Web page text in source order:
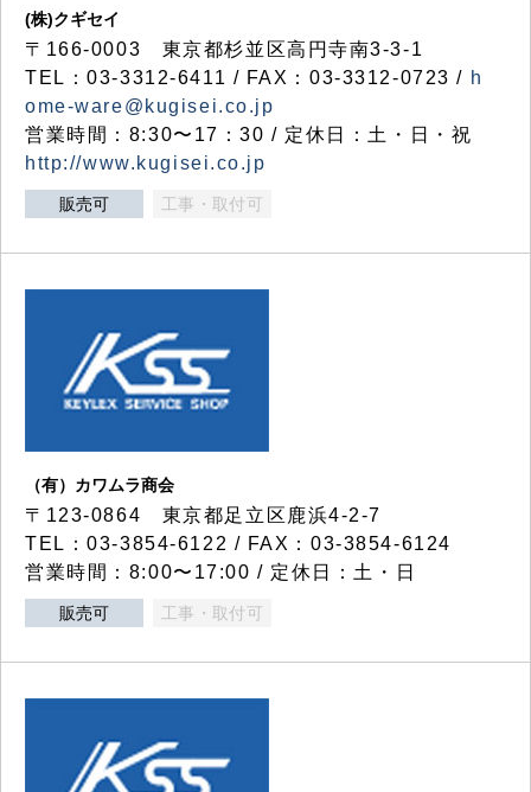
(株)クギセイ
〒166-0003 東京都杉並区高円寺南3-3-1
TEL：03-3312-6411 / FAX：03-3312-0723 / h
ome-ware@kugisei.co.jp
営業時間：8:30〜17：30 / 定休日：土・日・祝
http://www.kugisei.co.jp
販売可 工事・取付可
（有）カワムラ商会
〒123-0864 東京都足立区鹿浜4-2-7
TEL：03-3854-6122 / FAX：03-3854-6124
営業時間：8:00〜17:00 / 定休日：土・日
販売可 工事・取付可